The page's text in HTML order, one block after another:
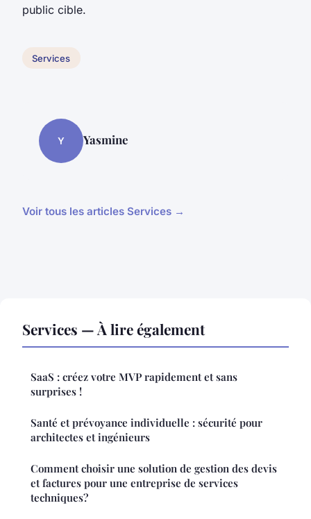
public cible.
Services
Y Yasmine
Voir tous les articles Services →
Services — À lire également
SaaS : créez votre MVP rapidement et sans
surprises !
Santé et prévoyance individuelle : sécurité pour
architectes et ingénieurs
Comment choisir une solution de gestion des devis
et factures pour une entreprise de services
techniques?